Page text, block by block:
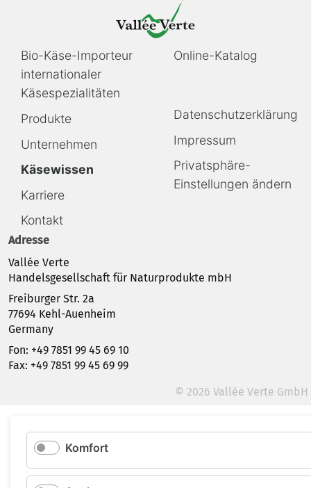
Navigation
überspringen
Bio-Käse-Importeur
internationaler
Käsespezialitäten
Produkte
Unternehmen
Käsewissen
Karriere
Kontakt
Navigation
Online-Katalog
Navigation
Datenschutzerklärung
Impressum
Privatsphäre-
Einstellungen ändern
Adresse
Vallée Verte
Handelsgesellschaft für Naturprodukte mbH
Freiburger Str. 2a
77694 Kehl-Auenheim
Germany
Fon: +49 7851 99 45 69 10
Fax: +49 7851 99 45 69 99
© 2026 Vallée Verte GmbH
Komfort